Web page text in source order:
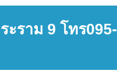
ะราม 9 โทร095-